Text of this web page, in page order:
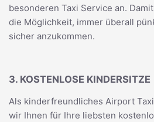
besonderen Taxi Service an.
die Möglichkeit, immer überall
sicher anzukommen.
3. KOSTENLOSE KINDERSITZE
Als kinderfreundliches Airport
wir Ihnen für Ihre liebsten